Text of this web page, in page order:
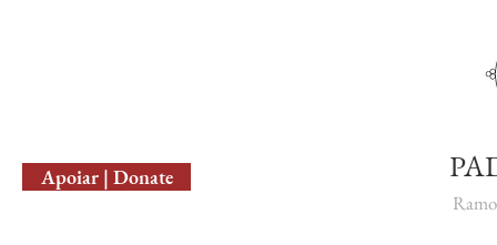
Apoiar | Donate